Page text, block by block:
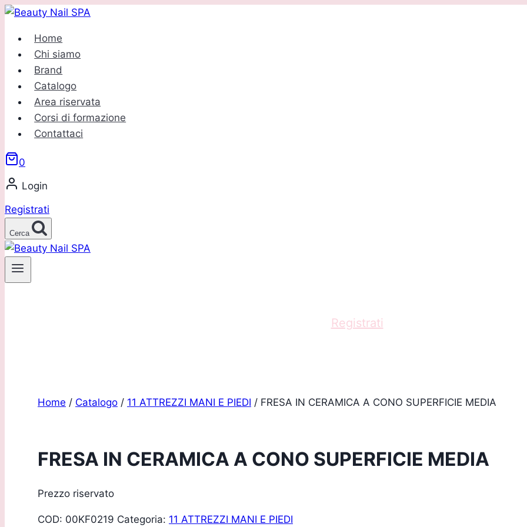
Salta
contenuto
Home
Chi siamo
Brand
Catalogo
Area riservata
Corsi di formazione
Contattaci
0
Login
Registrati
Cerca
Registrati
Home / Catalogo / 11 ATTREZZI MANI E PIEDI / FRESA IN CERAMICA A CONO SUPERFICIE MEDIA
FRESA IN CERAMICA A CONO SUPERFICIE MEDIA
Prezzo riservato
COD: 00KF0219 Categoria: 11 ATTREZZI MANI E PIEDI